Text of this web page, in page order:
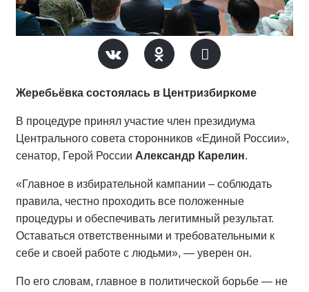
Жеребьёвка состоялась в Центризбиркоме
В процедуре принял участие член президиума
Центрального совета сторонников «Единой России»,
сенатор, Герой России Александр Карелин.
«Главное в избирательной кампании – соблюдать
правила, честно проходить все положенные
процедуры и обеспечивать легитимный результат.
Оставаться ответственными и требовательными к
себе и своей работе с людьми», — уверен он.
По его словам, главное в политической борьбе — не